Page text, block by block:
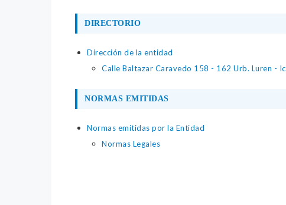
DIRECTORIO
Dirección de la entidad
Calle Baltazar Caravedo 158 - 162 Urb. Luren -
NORMAS EMITIDAS
Normas emitidas por la Entidad
Normas Legales